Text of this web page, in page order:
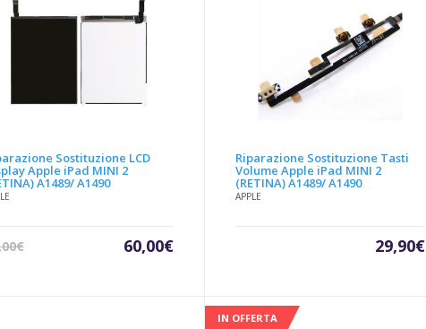
Sostituzione LCD
Apple iPad MINI 2
A1489/ A1490
€
Il
99,00€.
60,00€
Il
Riparazione Sostituzione Tasti
Volume Apple iPad MINI 2
(RETINA) A1489/ A1490
APPLE
29,90€
IN OFFERTA